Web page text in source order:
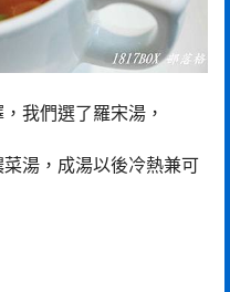
我們選了羅宋湯，
湯，成湯以後冷熱兼可